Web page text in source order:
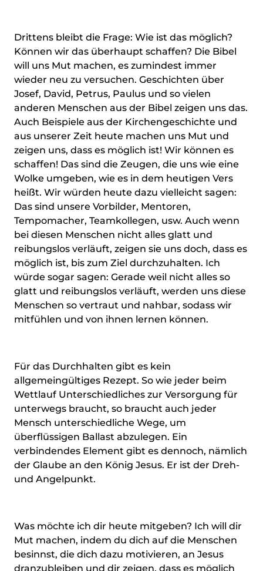
Drittens bleibt die Frage: Wie ist das möglich?
Können wir das überhaupt schaffen? Die Bibel
will uns Mut machen, es zumindest immer
wieder neu zu versuchen. Geschichten über
Josef, David, Petrus, Paulus und so vielen
anderen Menschen aus der Bibel zeigen uns das.
Auch Beispiele aus der Kirchengeschichte und
aus unserer Zeit heute machen uns Mut und
zeigen uns, dass es möglich ist! Wir können es
schaffen! Das sind die Zeugen, die uns wie eine
Wolke umgeben, wie es in dem heutigen Vers
heißt. Wir würden heute dazu vielleicht sagen:
Das sind unsere Vorbilder, Mentoren,
Tempomacher, Teamkollegen, usw. Auch wenn
bei diesen Menschen nicht alles glatt und
reibungslos verläuft, zeigen sie uns doch, dass es
möglich ist, bis zum Ziel durchzuhalten. Ich
würde sogar sagen: Gerade weil nicht alles so
glatt und reibungslos verläuft, werden uns diese
Menschen so vertraut und nahbar, sodass wir
mitfühlen und von ihnen lernen können.
Für das Durchhalten gibt es kein
allgemeingültiges Rezept. So wie jeder beim
Wettlauf Unterschiedliches zur Versorgung für
unterwegs braucht, so braucht auch jeder
Mensch unterschiedliche Wege, um
überflüssigen Ballast abzulegen. Ein
verbindendes Element gibt es dennoch, nämlich
der Glaube an den König Jesus. Er ist der Dreh-
und Angelpunkt.
Was möchte ich dir heute mitgeben? Ich will dir
Mut machen, indem du dich auf die Menschen
besinnst, die dich dazu motivieren, an Jesus
dranzubleiben und dir zeigen, dass es möglich